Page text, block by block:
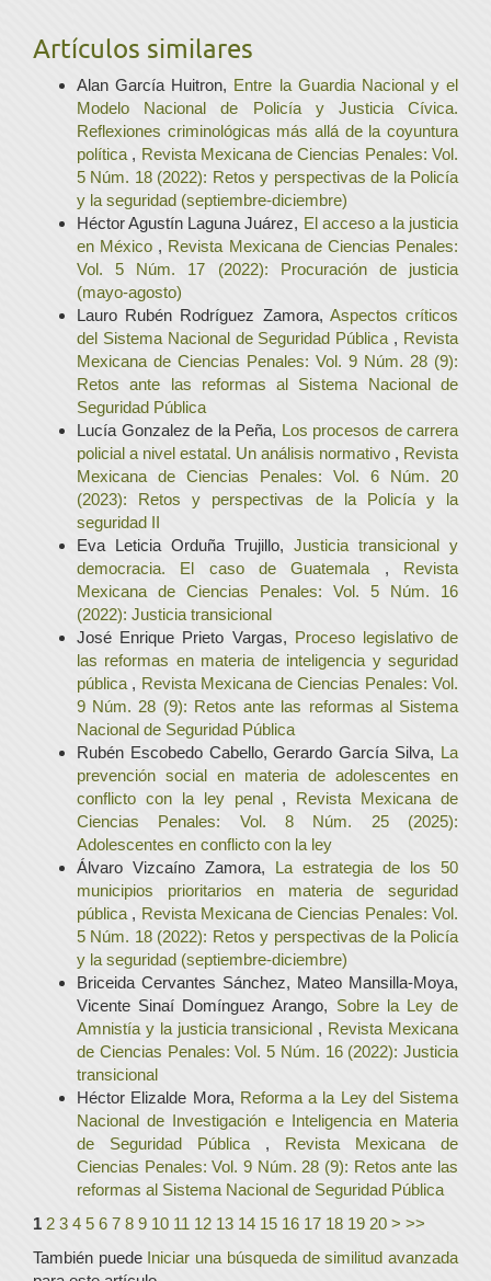
Artículos similares
Alan García Huitron, Entre la Guardia Nacional y el
Modelo Nacional de Policía y Justicia Cívica.
Reflexiones criminológicas más allá de la coyuntura
política , Revista Mexicana de Ciencias Penales: Vol.
5 Núm. 18 (2022): Retos y perspectivas de la Policía
y la seguridad (septiembre-diciembre)
Héctor Agustín Laguna Juárez, El acceso a la justicia
en México , Revista Mexicana de Ciencias Penales:
Vol. 5 Núm. 17 (2022): Procuración de justicia
(mayo-agosto)
Lauro Rubén Rodríguez Zamora, Aspectos críticos
del Sistema Nacional de Seguridad Pública , Revista
Mexicana de Ciencias Penales: Vol. 9 Núm. 28 (9):
Retos ante las reformas al Sistema Nacional de
Seguridad Pública
Lucía Gonzalez de la Peña, Los procesos de carrera
policial a nivel estatal. Un análisis normativo , Revista
Mexicana de Ciencias Penales: Vol. 6 Núm. 20
(2023): Retos y perspectivas de la Policía y la
seguridad II
Eva Leticia Orduña Trujillo, Justicia transicional y
democracia. El caso de Guatemala , Revista
Mexicana de Ciencias Penales: Vol. 5 Núm. 16
(2022): Justicia transicional
José Enrique Prieto Vargas, Proceso legislativo de
las reformas en materia de inteligencia y seguridad
pública , Revista Mexicana de Ciencias Penales: Vol.
9 Núm. 28 (9): Retos ante las reformas al Sistema
Nacional de Seguridad Pública
Rubén Escobedo Cabello, Gerardo García Silva, La
prevención social en materia de adolescentes en
conflicto con la ley penal , Revista Mexicana de
Ciencias Penales: Vol. 8 Núm. 25 (2025):
Adolescentes en conflicto con la ley
Álvaro Vizcaíno Zamora, La estrategia de los 50
municipios prioritarios en materia de seguridad
pública , Revista Mexicana de Ciencias Penales: Vol.
5 Núm. 18 (2022): Retos y perspectivas de la Policía
y la seguridad (septiembre-diciembre)
Briceida Cervantes Sánchez, Mateo Mansilla-Moya,
Vicente Sinaí Domínguez Arango, Sobre la Ley de
Amnistía y la justicia transicional , Revista Mexicana
de Ciencias Penales: Vol. 5 Núm. 16 (2022): Justicia
transicional
Héctor Elizalde Mora, Reforma a la Ley del Sistema
Nacional de Investigación e Inteligencia en Materia
de Seguridad Pública , Revista Mexicana de
Ciencias Penales: Vol. 9 Núm. 28 (9): Retos ante las
reformas al Sistema Nacional de Seguridad Pública
1 2 3 4 5 6 7 8 9 10 11 12 13 14 15 16 17 18 19 20 > >>
También puede Iniciar una búsqueda de similitud avanzada